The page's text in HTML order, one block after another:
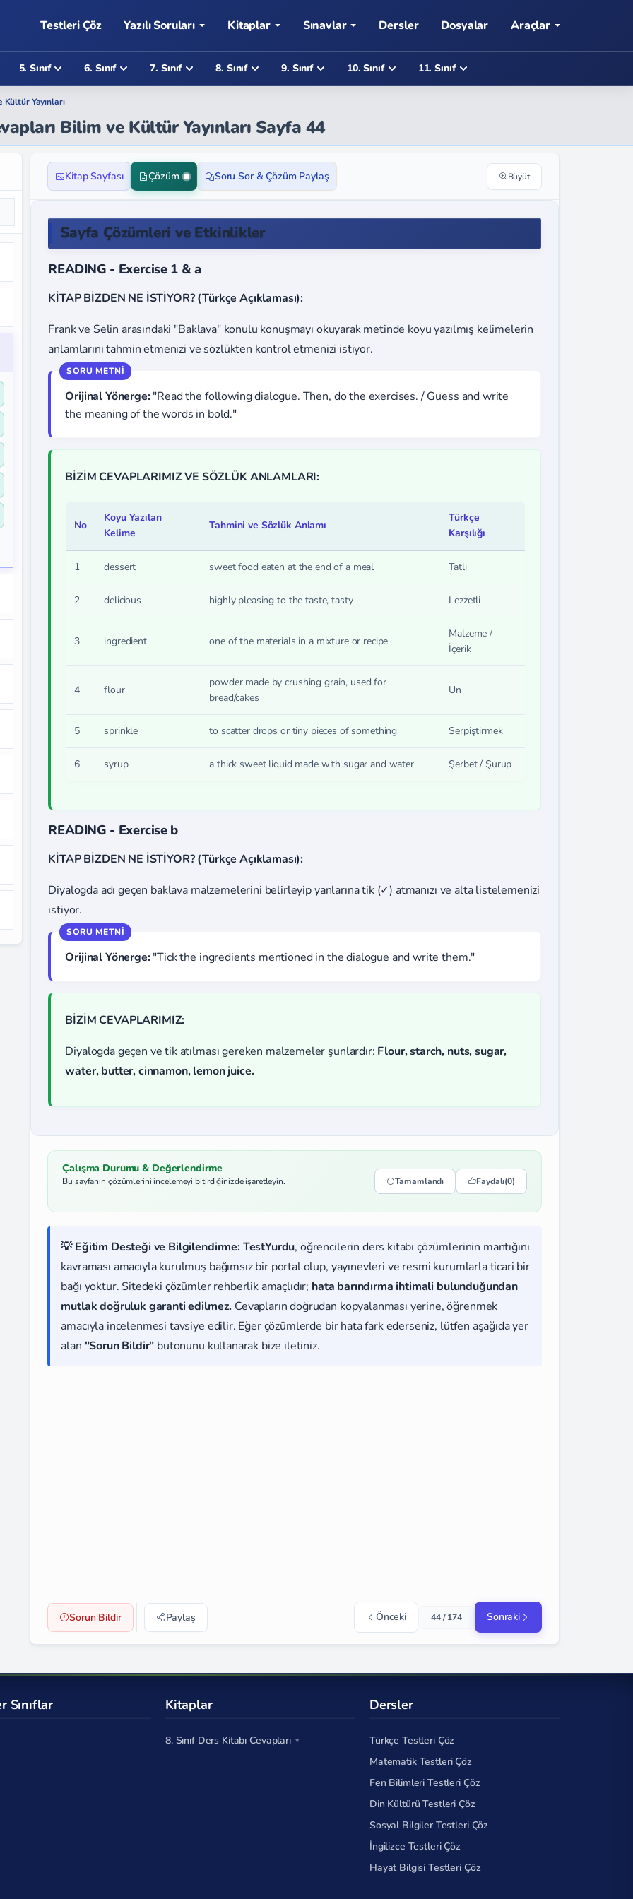
Testleri Çöz Yazılı Soruları Kitaplar Sınavlar Dersler Dosyalar Araçlar
5. Sınıf 6. Sınıf 7. Sınıf 8. Sınıf 9. Sınıf 10. Sınıf 11. Sınıf
Kültür Yayınları
Bilim ve Kültür Yayınları Sayfa 44
Kitap Sayfası Çözüm Soru Sor & Çözüm Paylaş Büyüt
Sayfa Çözümleri ve Etkinlikler
READING - Exercise 1 & a
KİTAP BİZDEN NE İSTİYOR? (Türkçe Açıklaması):
Frank ve Selin arasındaki "Baklava" konulu konuşmayı okuyarak metinde koyu yazılmış kelimelerin
anlamlarını tahmin etmenizi ve sözlükten kontrol etmenizi istiyor.
Orijinal Yönerge:"Read the following dialogue. Then, do the exercises. / Guess and write
the meaning of the words in bold."
BİZİM CEVAPLARIMIZ VE SÖZLÜK ANLAMLARI:
No
Koyu Yazılan
Kelime
Tahmini ve Sözlük Anlamı
Türkçe
Karşılığı
1 dessert sweet food eaten at the end of a meal Tatlı
2 delicious highly pleasing to the taste, tasty Lezzetli
3 ingredient one of the materials in a mixture or recipe
Malzeme /
İçerik
4 flour
powder made by crushing grain, used for
bread/cakes
Un
5 sprinkle to scatter drops or tiny pieces of something Serpiştirmek
6 syrup a thick sweet liquid made with sugar and water Şerbet / Şurup
READING - Exercise b
KİTAP BİZDEN NE İSTİYOR? (Türkçe Açıklaması):
Diyalogda adı geçen baklava malzemelerini belirleyip yanlarına tik (✓) atmanızı ve alta listelemenizi
istiyor.
Orijinal Yönerge:"Tick the ingredients mentioned in the dialogue and write them."
BİZİM CEVAPLARIMIZ:
Diyalogda geçen ve tik atılması gereken malzemeler şunlardır: Flour, starch, nuts, sugar,
water, butter, cinnamon, lemon juice.
Çalışma Durumu & Değerlendirme
Bu sayfanın çözümlerini incelemeyi bitirdiğinizde işaretleyin. Tamamlandı Faydalı(0)
💡 Eğitim Desteği ve Bilgilendirme:TestYurdu, öğrencilerin ders kitabı çözümlerinin mantığını
kavraması amacıyla kurulmuş bağımsız bir portal olup, yayınevleri ve resmi kurumlarla ticari bir
bağı yoktur. Sitedeki çözümler rehberlik amaçlıdır; hata barındırma ihtimali bulunduğundan
mutlak doğruluk garanti edilmez. Cevapların doğrudan kopyalanması yerine, öğrenmek
amacıyla incelenmesi tavsiye edilir. Eğer çözümlerde bir hata fark ederseniz, lütfen aşağıda yer
alan "Sorun Bildir" butonunu kullanarak bize iletiniz.
Sorun Bildir Paylaş Önceki 44 / 174 Sonraki
Sınıflar Kitaplar
8. Sınıf Ders Kitabı Cevapları
Dersler
Türkçe Testleri Çöz
Matematik Testleri Çöz
Fen Bilimleri Testleri Çöz
Din Kültürü Testleri Çöz
Sosyal Bilgiler Testleri Çöz
İngilizce Testleri Çöz
Hayat Bilgisi Testleri Çöz